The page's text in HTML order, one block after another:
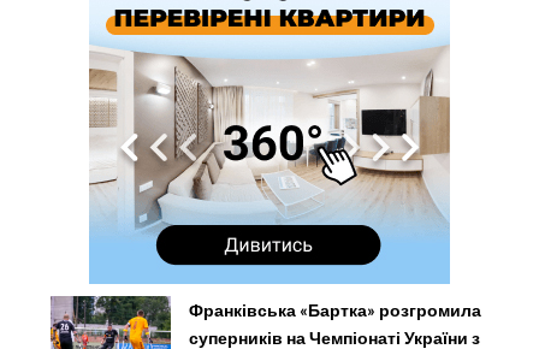
Франківська «Бартка» розгромила
суперників на Чемпіонаті України з